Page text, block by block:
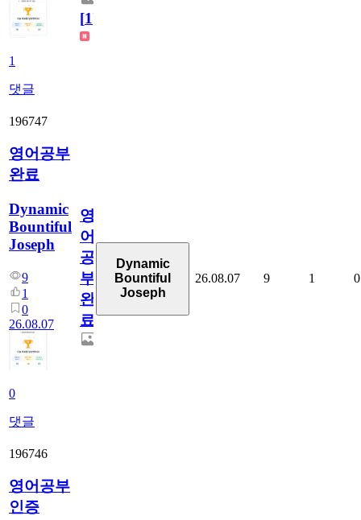
1
댓글
[1]
196747
영어공부
완료
Dynamic
Bountiful
Joseph
9
1
0
26.08.07
0
댓글
영
어
공
부
완
료
Dynamic
Bountiful
Joseph
26.08.07 9 1 0
196746
영어공부
인증